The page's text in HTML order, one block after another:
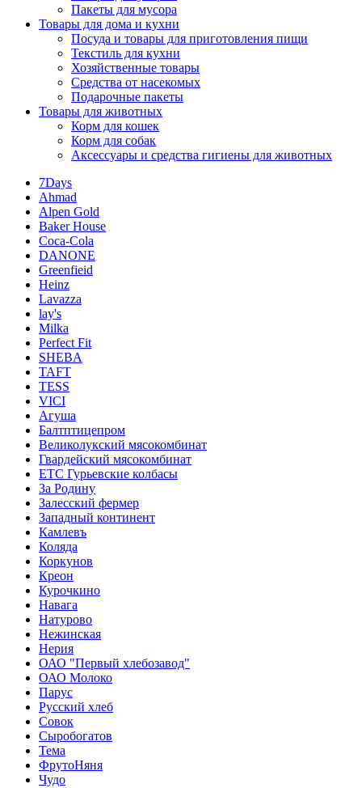
Пакеты для мусора
Товары для дома и кухни
Посуда и товары для приготовления пищи
Текстиль для кухни
Хозяйственные товары
Средства от насекомых
Подарочные пакеты
Товары для животных
Корм для кошек
Корм для собак
Аксессуары и средства гигиены для животных
7Days
Ahmad
Alpen Gold
Baker House
Coca-Cola
DANONE
Greenfieid
Heinz
Lavazza
lay's
Milka
Perfect Fit
SHEBA
TAFT
TESS
VICI
Агуша
Балтптицепром
Великолукский мясокомбинат
Гвардейский мясокомбинат
ЕТС Гурьевские колбасы
За Родину
Залесский фермер
Западный континент
Камлевъ
Коляда
Коркунов
Креон
Курочкино
Навага
Натурово
Нежинская
Нерия
ОАО "Первый хлебозавод"
ОАО Молоко
Парус
Русский хлеб
Совок
Сыробогатов
Тема
ФрутоНяня
Чудо